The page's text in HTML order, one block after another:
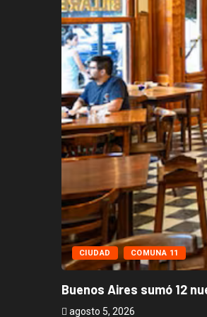
CIUDAD COMUNA 11
Buenos Aires sumó 12
agosto 5, 2026